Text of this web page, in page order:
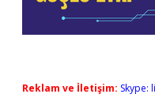
Reklam ve İletişim: Skype: